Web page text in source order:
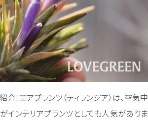
！エアプランツ（ティランジア）は、空気中
ンテリアプランツとしても人気がありま